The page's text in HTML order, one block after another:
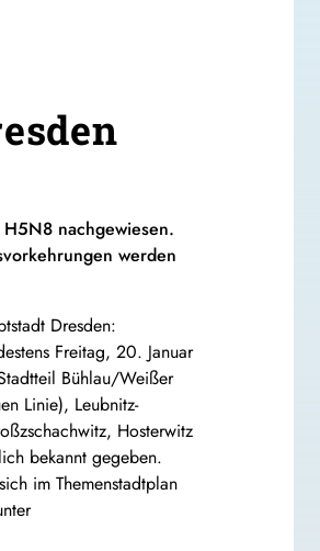
nachgewiesen.
werden
Dresden:
Freitag, 20. Januar
Bühlau/Weißer
Linie), Leubnitz-
Hosterwitz
bekannt gegeben.
im Themenstadtplan